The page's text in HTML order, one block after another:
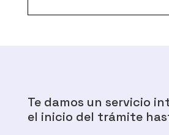
Te damos un servicio
el inicio del trámite